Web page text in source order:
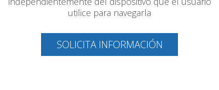
utilice para navegarla
SOLICITA INFORMACIÓN